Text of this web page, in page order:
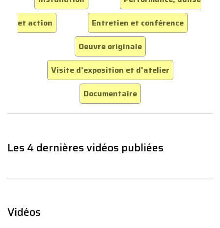
et action
Entretien et conférence
Oeuvre originale
Visite d'exposition et d'atelier
Documentaire
Les 4 dernières vidéos publiées
Vidéos